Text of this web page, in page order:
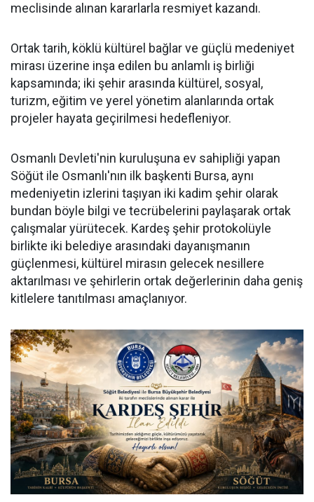
meclisinde alınan kararlarla resmiyet kazandı.
Ortak tarih, köklü kültürel bağlar ve güçlü medeniyet
mirası üzerine inşa edilen bu anlamlı iş birliği
kapsamında; iki şehir arasında kültürel, sosyal,
turizm, eğitim ve yerel yönetim alanlarında ortak
projeler hayata geçirilmesi hedefleniyor.
Osmanlı Devleti'nin kuruluşuna ev sahipliği yapan
Söğüt ile Osmanlı'nın ilk başkenti Bursa, aynı
medeniyetin izlerini taşıyan iki kadim şehir olarak
bundan böyle bilgi ve tecrübelerini paylaşarak ortak
çalışmalar yürütecek. Kardeş şehir protokolüyle
birlikte iki belediye arasındaki dayanışmanın
güçlenmesi, kültürel mirasın gelecek nesillere
aktarılması ve şehirlerin ortak değerlerinin daha geniş
kitlelere tanıtılması amaçlanıyor.